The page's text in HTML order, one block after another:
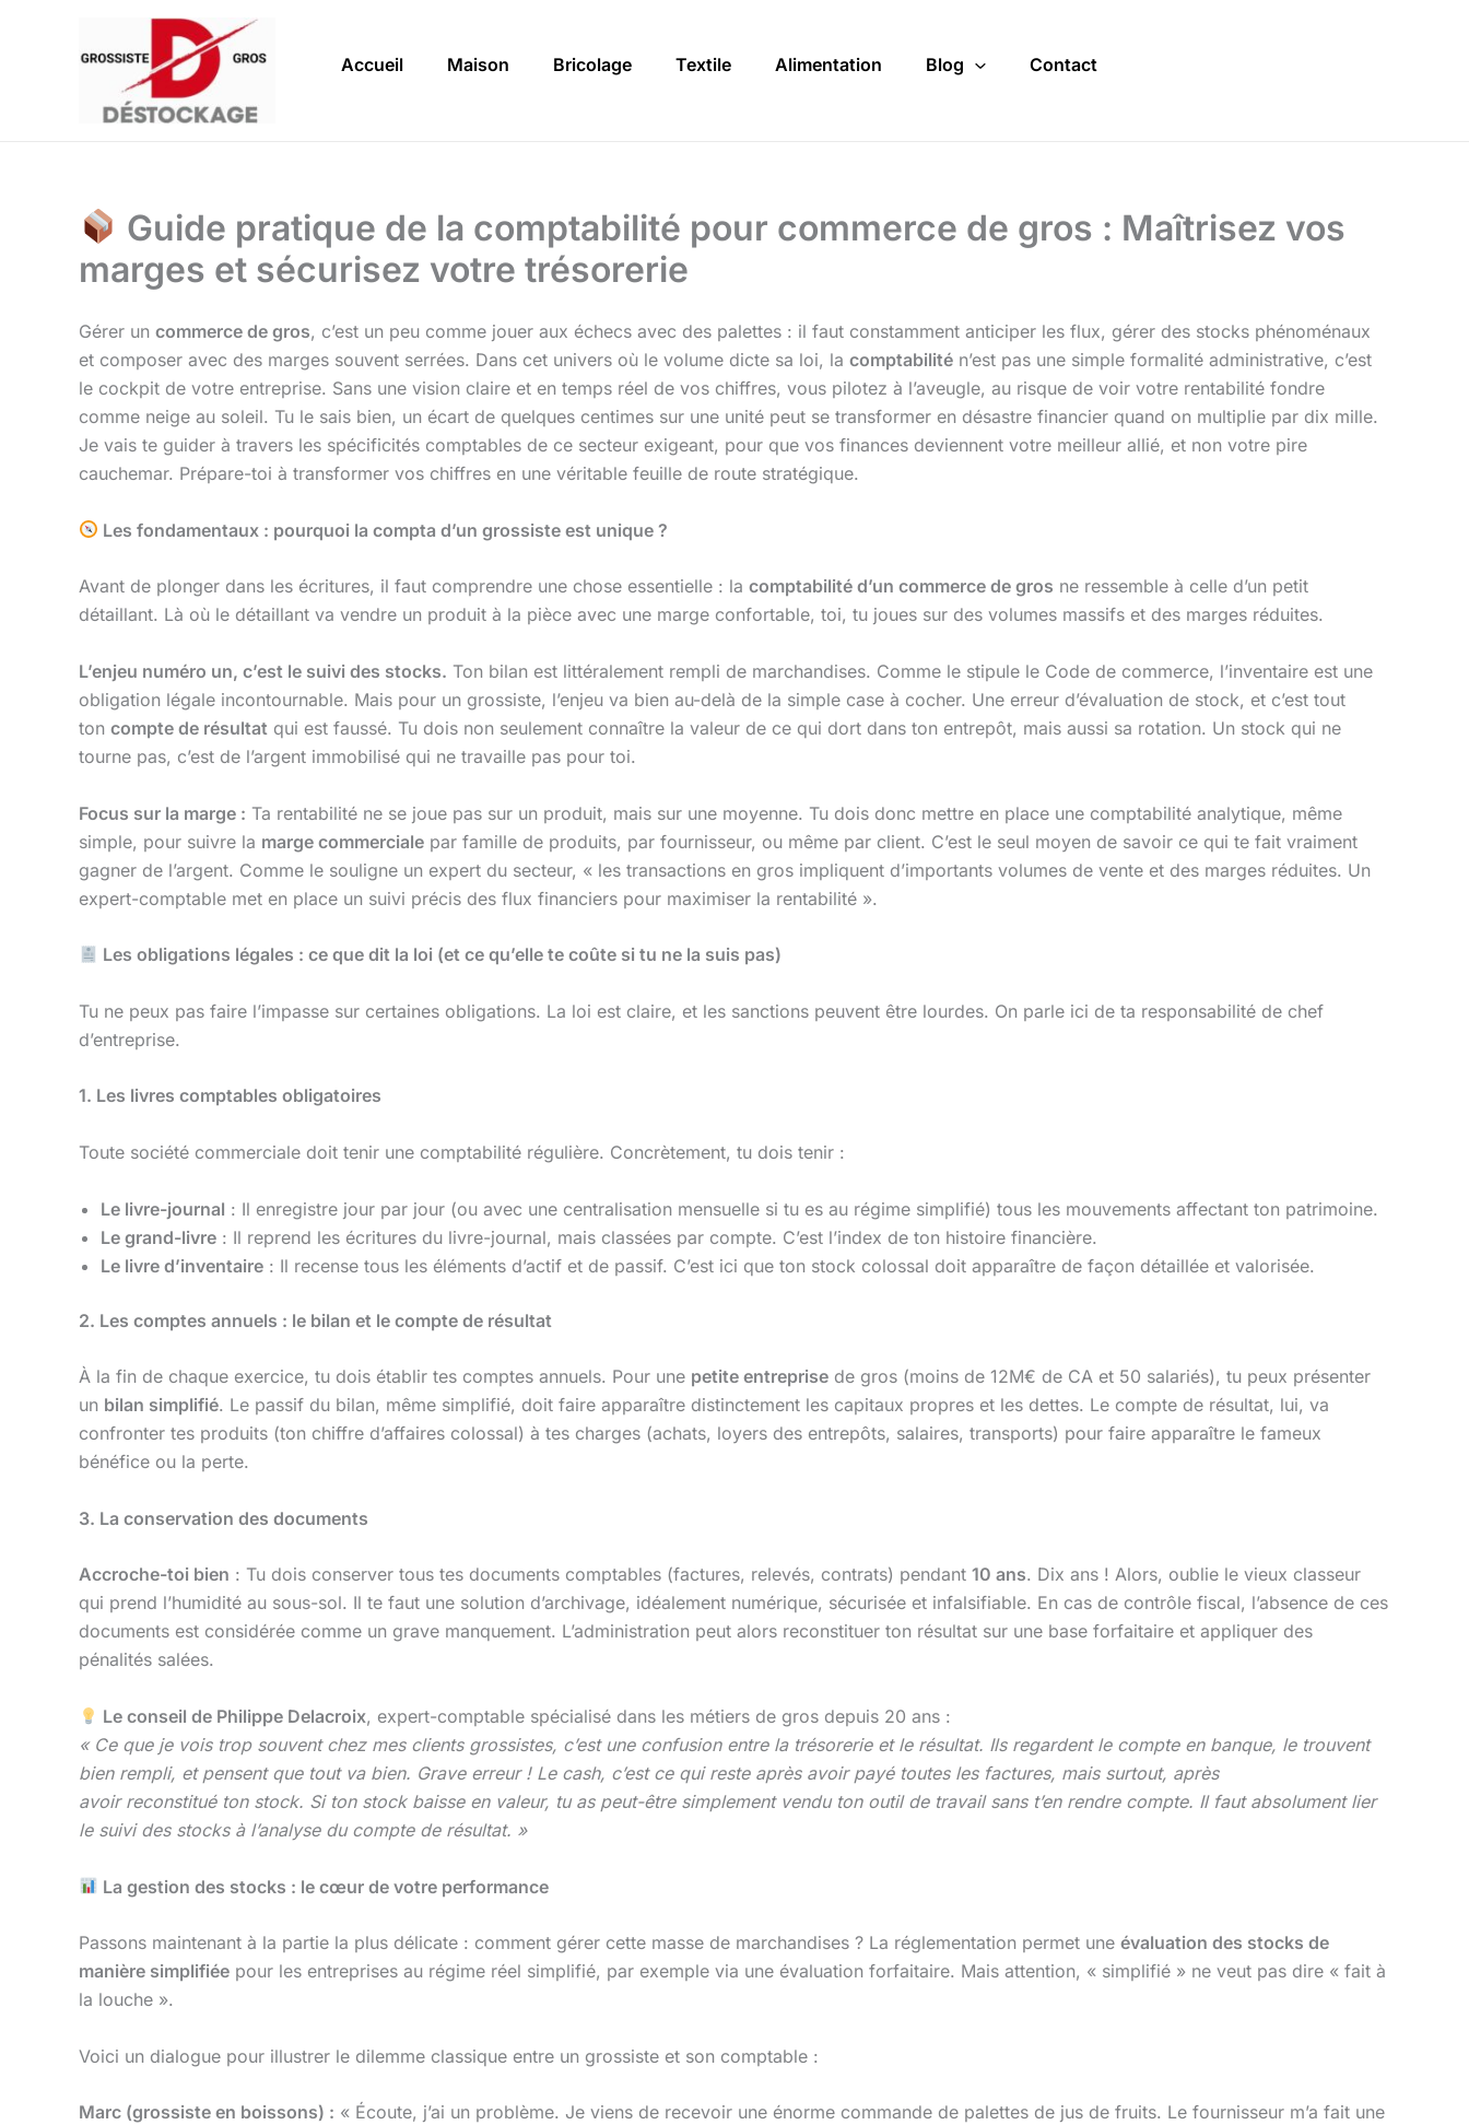
Accueil Maison Bricolage Textile Alimentation Blog Contact
Guide pratique de la comptabilité pour commerce de gros : Maîtrisez vos
marges et sécurisez votre trésorerie
Gérer un commerce de gros, c’est un peu comme jouer aux échecs avec des palettes : il faut constamment anticiper les flux, gérer des stocks phénoménaux
et composer avec des marges souvent serrées. Dans cet univers où le volume dicte sa loi, la comptabilité n’est pas une simple formalité administrative, c’est
le cockpit de votre entreprise. Sans une vision claire et en temps réel de vos chiffres, vous pilotez à l’aveugle, au risque de voir votre rentabilité fondre
comme neige au soleil. Tu le sais bien, un écart de quelques centimes sur une unité peut se transformer en désastre financier quand on multiplie par dix mille.
Je vais te guider à travers les spécificités comptables de ce secteur exigeant, pour que vos finances deviennent votre meilleur allié, et non votre pire
cauchemar. Prépare-toi à transformer vos chiffres en une véritable feuille de route stratégique.
Les fondamentaux : pourquoi la compta d’un grossiste est unique ?
Avant de plonger dans les écritures, il faut comprendre une chose essentielle : la comptabilité d’un commerce de gros ne ressemble à celle d’un petit
détaillant. Là où le détaillant va vendre un produit à la pièce avec une marge confortable, toi, tu joues sur des volumes massifs et des marges réduites.
L’enjeu numéro un, c’est le suivi des stocks. Ton bilan est littéralement rempli de marchandises. Comme le stipule le Code de commerce, l’inventaire est une
obligation légale incontournable. Mais pour un grossiste, l’enjeu va bien au-delà de la simple case à cocher. Une erreur d’évaluation de stock, et c’est tout
ton compte de résultat qui est faussé. Tu dois non seulement connaître la valeur de ce qui dort dans ton entrepôt, mais aussi sa rotation. Un stock qui ne
tourne pas, c’est de l’argent immobilisé qui ne travaille pas pour toi.
Focus sur la marge : Ta rentabilité ne se joue pas sur un produit, mais sur une moyenne. Tu dois donc mettre en place une comptabilité analytique, même
simple, pour suivre la marge commerciale par famille de produits, par fournisseur, ou même par client. C’est le seul moyen de savoir ce qui te fait vraiment
gagner de l’argent. Comme le souligne un expert du secteur, « les transactions en gros impliquent d’importants volumes de vente et des marges réduites. Un
expert-comptable met en place un suivi précis des flux financiers pour maximiser la rentabilité ».
Les obligations légales : ce que dit la loi (et ce qu’elle te coûte si tu ne la suis pas)
Tu ne peux pas faire l’impasse sur certaines obligations. La loi est claire, et les sanctions peuvent être lourdes. On parle ici de ta responsabilité de chef
d’entreprise.
1. Les livres comptables obligatoires
Toute société commerciale doit tenir une comptabilité régulière. Concrètement, tu dois tenir :
Le livre-journal : Il enregistre jour par jour (ou avec une centralisation mensuelle si tu es au régime simplifié) tous les mouvements affectant ton patrimoine.
Le grand-livre : Il reprend les écritures du livre-journal, mais classées par compte. C’est l’index de ton histoire financière.
Le livre d’inventaire : Il recense tous les éléments d’actif et de passif. C’est ici que ton stock colossal doit apparaître de façon détaillée et valorisée.
2. Les comptes annuels : le bilan et le compte de résultat
À la fin de chaque exercice, tu dois établir tes comptes annuels. Pour une petite entreprise de gros (moins de 12M€ de CA et 50 salariés), tu peux présenter
un bilan simplifié. Le passif du bilan, même simplifié, doit faire apparaître distinctement les capitaux propres et les dettes. Le compte de résultat, lui, va
confronter tes produits (ton chiffre d’affaires colossal) à tes charges (achats, loyers des entrepôts, salaires, transports) pour faire apparaître le fameux
bénéfice ou la perte.
3. La conservation des documents
Accroche-toi bien : Tu dois conserver tous tes documents comptables (factures, relevés, contrats) pendant 10 ans. Dix ans ! Alors, oublie le vieux classeur
qui prend l’humidité au sous-sol. Il te faut une solution d’archivage, idéalement numérique, sécurisée et infalsifiable. En cas de contrôle fiscal, l’absence de ces
documents est considérée comme un grave manquement. L’administration peut alors reconstituer ton résultat sur une base forfaitaire et appliquer des
pénalités salées.
Le conseil de Philippe Delacroix, expert-comptable spécialisé dans les métiers de gros depuis 20 ans :
« Ce que je vois trop souvent chez mes clients grossistes, c’est une confusion entre la trésorerie et le résultat. Ils regardent le compte en banque, le trouvent
bien rempli, et pensent que tout va bien. Grave erreur ! Le cash, c’est ce qui reste après avoir payé toutes les factures, mais surtout, après
avoir reconstitué ton stock. Si ton stock baisse en valeur, tu as peut-être simplement vendu ton outil de travail sans t’en rendre compte. Il faut absolument lier
le suivi des stocks à l’analyse du compte de résultat. »
La gestion des stocks : le cœur de votre performance
Passons maintenant à la partie la plus délicate : comment gérer cette masse de marchandises ? La réglementation permet une évaluation des stocks de
manière simplifiée pour les entreprises au régime réel simplifié, par exemple via une évaluation forfaitaire. Mais attention, « simplifié » ne veut pas dire « fait à
la louche ».
Voici un dialogue pour illustrer le dilemme classique entre un grossiste et son comptable :
Marc (grossiste en boissons) : « Écoute, j’ai un problème. Je viens de recevoir une énorme commande de palettes de jus de fruits. Le fournisseur m’a fait une